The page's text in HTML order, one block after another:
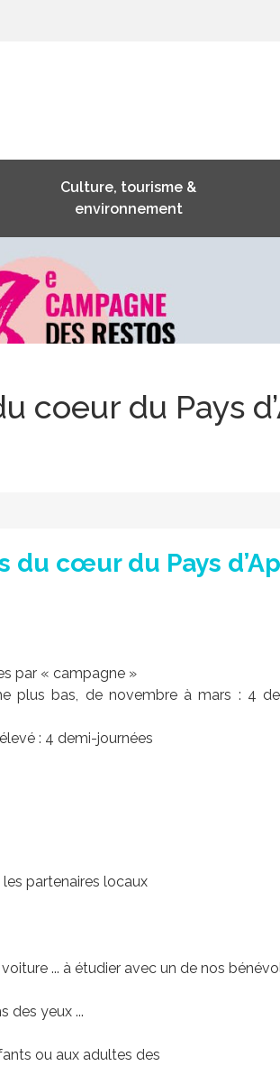
Culture, tourisme &
environnement
coeur du Pays
du cœur du Pays
par « campagne »
plus bas, de novembre à mars : 4
: 4 demi-journées
partenaires locaux
... à étudier avec un de nos
des yeux ...
ou aux adultes des